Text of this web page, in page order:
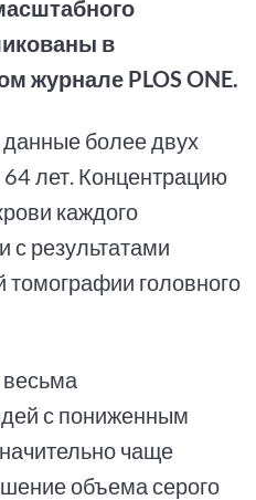
в
журнале PLOS ONE.
более двух
лет. Концентрацию
каждого
с результатами
томографии головного
весьма
с пониженным
чаще
объема серого